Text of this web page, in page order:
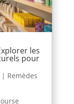
les
pour
| Remèdes